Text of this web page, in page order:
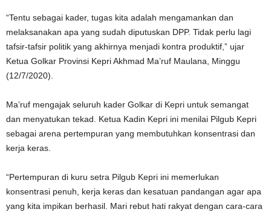
“Tentu sebagai kader, tugas kita adalah mengamankan dan
melaksanakan apa yang sudah diputuskan DPP. Tidak perlu lagi
tafsir-tafsir politik yang akhirnya menjadi kontra produktif,” ujar
Ketua Golkar Provinsi Kepri Akhmad Ma’ruf Maulana, Minggu
(12/7/2020).
Ma’ruf mengajak seluruh kader Golkar di Kepri untuk semangat
dan menyatukan tekad. Ketua Kadin Kepri ini menilai Pilgub Kepri
sebagai arena pertempuran yang membutuhkan konsentrasi dan
kerja keras.
“Pertempuran di kuru setra Pilgub Kepri ini memerlukan
konsentrasi penuh, kerja keras dan kesatuan pandangan agar apa
yang kita impikan berhasil. Mari rebut hati rakyat dengan cara-cara